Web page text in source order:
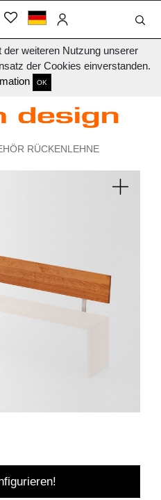
weiteren Nutzung unserer
der Cookies einverstanden.
OK
RÜCKENLEHNE